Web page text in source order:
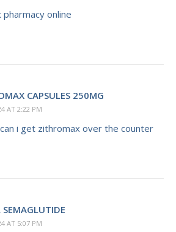
online
CAPSULES 250MG
AT 2:22 PM
i get zithromax over the counter
SEMAGLUTIDE
AT 5:07 PM